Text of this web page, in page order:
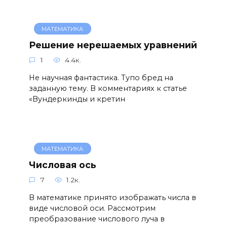
МАТЕМАТИКА
Решение нерешаемых уравнений
1 4.4к.
Не научная фантастика. Тупо бред на
заданную тему. В комментариях к статье
«Вундеркинды и кретин
МАТЕМАТИКА
Числовая ось
7 1.2к.
В математике принято изображать числа в
виде числовой оси. Рассмотрим
преобразование числового луча в